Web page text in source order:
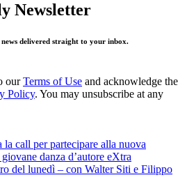
Newsletter
delivered straight to your inbox.
ourTerms of Use and acknowledge the
Policy. You may unsubscribe at any
la call per partecipare alla nuova
danza d’autore eXtra
del lunedì – con Walter Siti e Filippo